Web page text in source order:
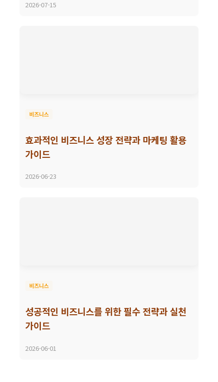
2026-07-15
비즈니스
효과적인 비즈니스 성장 전략과 마케팅 활용
가이드
2026-06-23
비즈니스
성공적인 비즈니스를 위한 필수 전략과 실천
가이드
2026-06-01